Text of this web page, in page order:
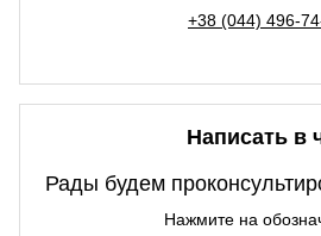
+38 (044) 496-
Написать в
Рады будем
Нажмите на